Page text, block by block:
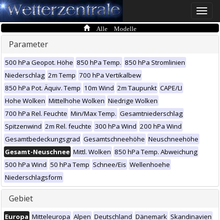
Toggle
Alle Modelle
Parameter
500 hPa Geopot. Höhe 850 hPa Temp. 850 hPa Stromlinien
Niederschlag 2m Temp 700 hPa Vertikalbew
850 hPa Pot. Äquiv. Temp 10m Wind 2m Taupunkt CAPE/LI
Hohe Wolken Mittelhohe Wolken Niedrige Wolken
700 hPa Rel. Feuchte Min/Max Temp. Gesamtniederschlag
Spitzenwind 2m Rel. feuchte 300 hPa Wind 200 hPa Wind
Gesamtbedeckungsgrad Gesamtschneehöhe Neuschneehöhe
Gesamt-Neuschnee Mittl. Wolken 850 hPa Temp. Abweichung
500 hPa Wind 50 hPa Temp Schnee/Eis Wellenhoehe
Niederschlagsform
Gebiet
Europa Mitteleuropa Alpen Deutschland Dänemark Skandinavien